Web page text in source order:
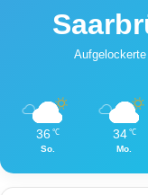
36 ℃
So.
34 ℃
Mo.